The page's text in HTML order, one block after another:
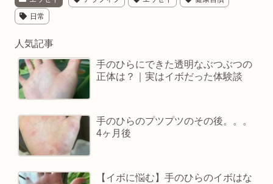
日常
人気記事
手のひらにできた透明なぶつぶつの
正体は？｜実はイボだった体験談
手のひらのプツプツのその後。。。
4ヶ月後
【イボに悩む】手のひらのイボはな